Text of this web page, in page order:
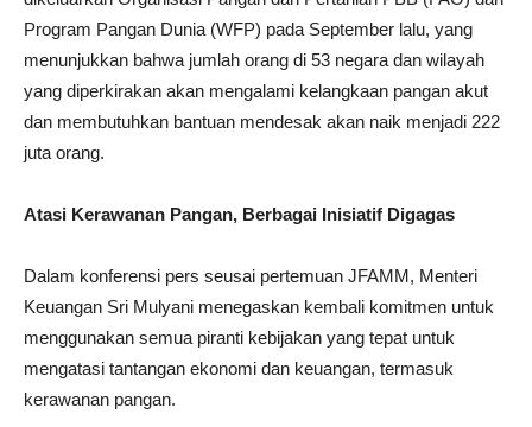
Program Pangan Dunia (WFP) pada September lalu, yang
menunjukkan bahwa jumlah orang di 53 negara dan wilayah
yang diperkirakan akan mengalami kelangkaan pangan akut
dan membutuhkan bantuan mendesak akan naik menjadi 222
juta orang.
Atasi Kerawanan Pangan, Berbagai Inisiatif Digagas
Dalam konferensi pers seusai pertemuan JFAMM, Menteri
Keuangan Sri Mulyani menegaskan kembali komitmen untuk
menggunakan semua piranti kebijakan yang tepat untuk
mengatasi tantangan ekonomi dan keuangan, termasuk
kerawanan pangan.